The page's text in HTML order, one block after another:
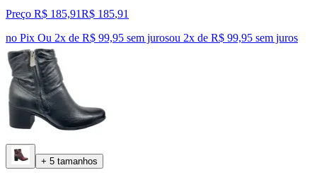
Preço R$ 185,91R$ 185,91
no Pix Ou 2x de R$ 99,95 sem jurosou 2x de R$ 99,95 sem juros
+ 5 tamanhos